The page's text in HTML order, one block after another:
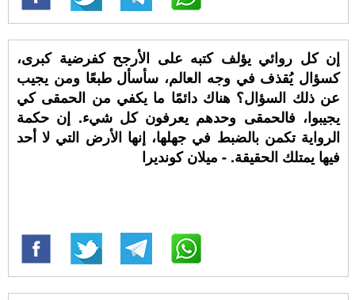
إن كل روائي يؤلف كتبه على الأرجح كفرضية كبرى،
كسؤال يُقذف في وجه العالم، سأسأل طبعًا ومن يجيب
عن ذلك السؤال؟ هناك دائمًا ما يكفي من الحمقى كي
يجيبوا، فالحمقى وحدهم يعرفون كل شيء. إن حكمة
الرواية تكمن بالضبط في جهلها، إنها الأرض التي لا أحد
فيها يمتلك الحقيقة. - ميلان كونديرا